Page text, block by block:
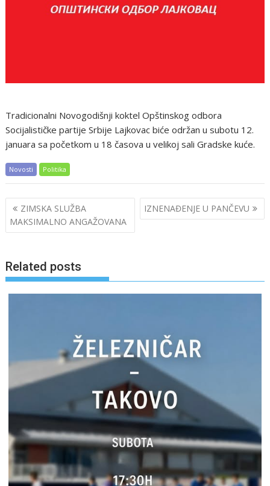
Tradicionalni Novogodišnji koktel Opštinskog odbora
Socijalističke partije Srbije Lajkovac biće održan u subotu 12.
januara sa početkom u 18 časova u velikoj sali Gradske kuće.
Novosti Politika
Post
navigation
ZIMSKA SLUŽBA
MAKSIMALNO ANGAŽOVANA
IZNENAĐENJE U PANČEVU
Related posts